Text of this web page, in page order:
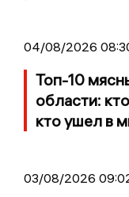
04/08/2026
Топ-10
области:
кто ушел в
03/08/2026